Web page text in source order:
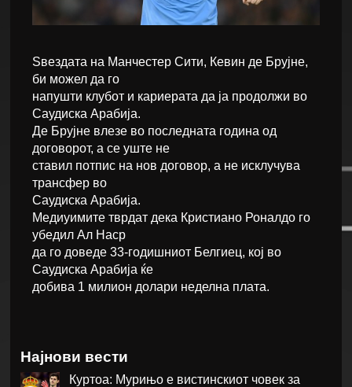
Ѕвездата на Манчестер Сити, Кевин де Брујне,
би можел да го
напушти клубот и кариерата да ја продолжи во
Саудиска Арабија.
Де Брујне влезе во последната година од
договорот, а се уште не
ставил потпис на нов договор, а не исклучува
трансфер во
Саудиска Арабија.
Медиуимите тврдат дека Кристиано Роналдо го
убедил Ал Наср
да го доведе 33-годишниот Белгиец, кој во
Саудиска Арабија ќе
добива 1 милион долари неделна плата.
Најнови вести
Куртоа: Мурињо е вистинскиот човек за